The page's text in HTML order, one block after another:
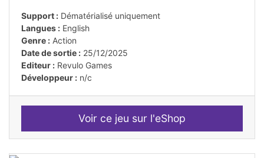
Support : Dématérialisé uniquement
Langues : English
Genre : Action
Date de sortie : 25/12/2025
Editeur : Revulo Games
Développeur : n/c
Voir ce jeu sur l'eShop